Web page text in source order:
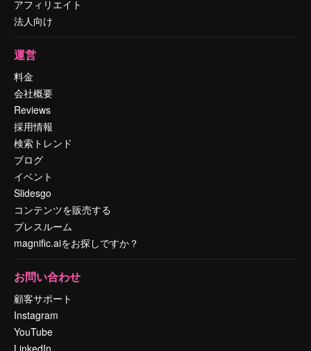
アフィリエイト
法人向け
運営
料金
会社概要
Reviews
採用情報
検索トレンド
ブログ
イベント
Slidesgo
コンテンツを販売する
プレスルーム
magnific.aiをお探しですか？
お問い合わせ
顧客サポート
Instagram
YouTube
LinkedIn